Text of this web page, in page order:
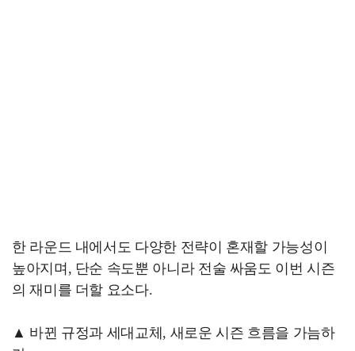
한 라운드 내에서도 다양한 전략이 혼재할 가능성이
높아지며, 단순 속도뿐 아니라 전술 싸움도 이번 시즌
의 재미를 더할 요소다.
▲ 바뀐 규정과 세대교체, 새로운 시즌 흐름을 가늠하